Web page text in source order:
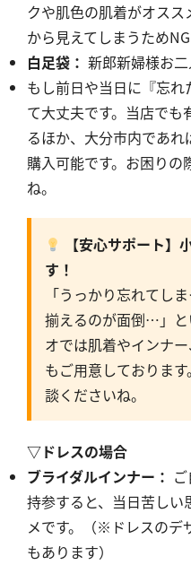
クや肌色の肌着がオス
から見えてしまうためNG
白足袋： 新郎新婦様お二
もし前日や当日に『忘れ
て大丈夫です。当店で
るほか、大分市内であれ
購入可能です。お困り
ね。
【安心サポート】
す！
「うっかり忘れてし
揃えるのが面倒…」
オでは肌着やインナ
もご用意しておりま
談くださいね。
▽ドレスの場合
ブライダルインナー：
持参すると、当日苦し
メです。（※ドレスのデ
もあります）